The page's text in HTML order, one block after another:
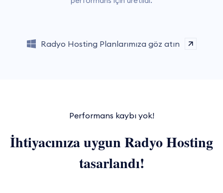
Radyo Hosting Planlarımıza göz atın
Performans kaybı yok!
İhtiyacınıza uygun Radyo Hosting
tasarlandı!